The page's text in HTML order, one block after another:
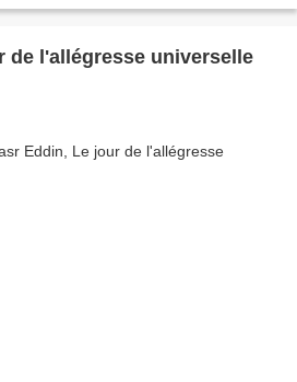
de l'allégresse universelle